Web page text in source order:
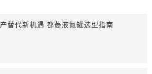
替代新机遇 都菱液氮罐选型指南